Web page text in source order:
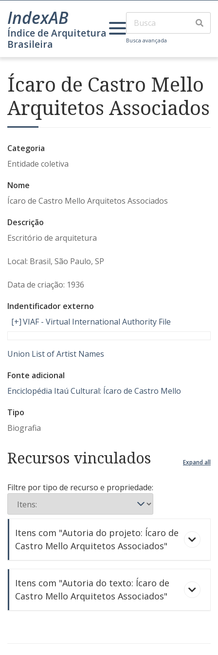
IndexAB
Índice de Arquitetura
Brasileira
Busca avançada
Ícaro de Castro Mello
Arquitetos Associados
Categoria
Entidade coletiva
Nome
Ícaro de Castro Mello Arquitetos Associados
Descrição
Escritório de arquitetura
Local: Brasil, São Paulo, SP
Data de criação: 1936
Indentificador externo
[+]VIAF - Virtual International Authority File
Union List of Artist Names
Fonte adicional
Enciclopédia Itaú Cultural: Ícaro de Castro Mello
Tipo
Biografia
Recursos vinculados Expand all
Filtre por tipo de recurso e propriedade:
Itens com "Autoria do projeto: Ícaro de
Castro Mello Arquitetos Associados"
Centro de Lazer Sesc-Itaquera [São Paulo, SP]
Itens com "Autoria do texto: Ícaro de
Castro Mello Arquitetos Associados"